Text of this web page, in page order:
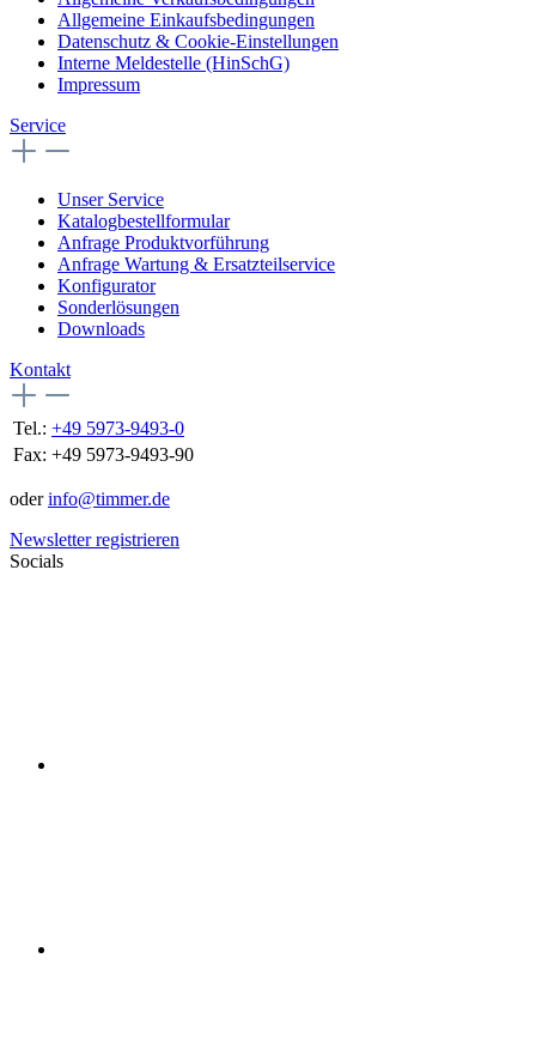
Allgemeine Einkaufsbedingungen
Datenschutz & Cookie-Einstellungen
Interne Meldestelle (HinSchG)
Impressum
Service
Unser Service
Katalogbestellformular
Anfrage Produktvorführung
Anfrage Wartung & Ersatzteilservice
Konfigurator
Sonderlösungen
Downloads
Kontakt
Tel.: +49 5973-9493-0
Fax: +49 5973-9493-90
oderinfo@timmer.de
Newsletter registrieren
Socials